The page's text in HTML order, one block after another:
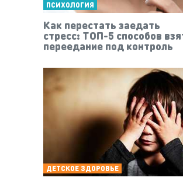
ПСИХОЛОГИЯ
Как перестать заедать
стресс: ТОП-5 способов
переедание под контроль
ДЕТСКОЕ ЗДОРОВЬЕ